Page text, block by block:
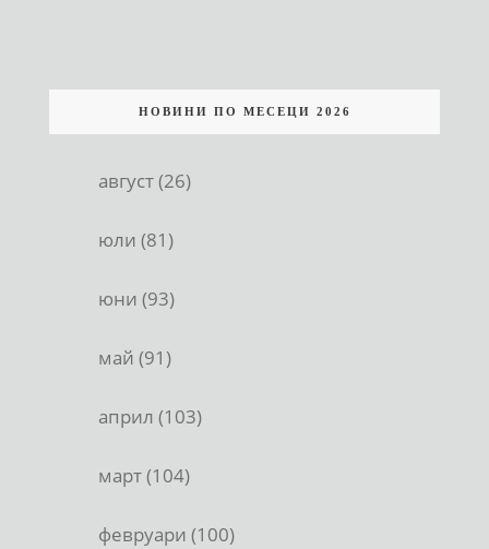
НОВИНИ ПО МЕСЕЦИ 2026
август (26)
юли (81)
юни (93)
май (91)
април (103)
март (104)
февруари (100)